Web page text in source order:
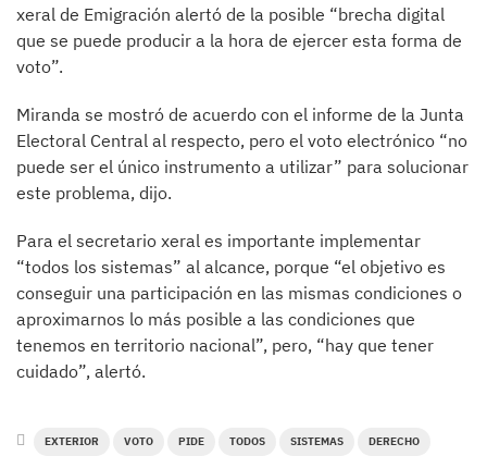
xeral de Emigración alertó de la posible “brecha digital
que se puede producir a la hora de ejercer esta forma de
voto”.
Miranda se mostró de acuerdo con el informe de la Junta
Electoral Central al respecto, pero el voto electrónico “no
puede ser el único instrumento a utilizar” para solucionar
este problema, dijo.
Para el secretario xeral es importante implementar
“todos los sistemas” al alcance, porque “el objetivo es
conseguir una participación en las mismas condiciones o
aproximarnos lo más posible a las condiciones que
tenemos en territorio nacional”, pero, “hay que tener
cuidado”, alertó.
EXTERIOR VOTO PIDE TODOS SISTEMAS DERECHO